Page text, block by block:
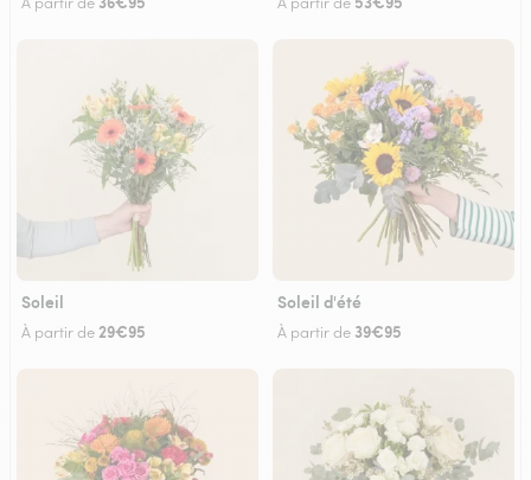
Soleil
À partir de 29€95
Soleil d'été
À partir de 39€95